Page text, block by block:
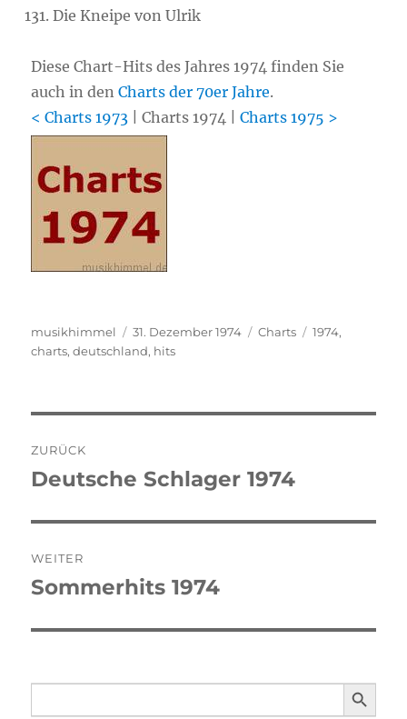
Die Kneipe von Ulrik
Diese Chart-Hits des Jahres 1974 finden Sie
auch in denCharts der 70er Jahre.
< Charts 1973 | Charts 1974 |Charts 1975 >
Autor
musikhimmel
Veröffentlicht
am
31. Dezember 1974 Kategorien
Charts Schlagwörter
1974,
charts,deutschland, hits
ZURÜCK
Vorheriger
Deutsche Schlager 1974
WEITER
Nächster
Sommerhits 1974
Search
SEARCH